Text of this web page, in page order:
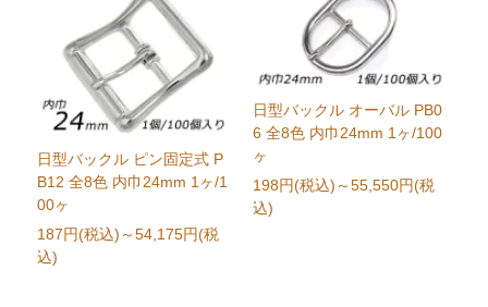
日型バックル ピン固定式 P
B12 全8色 内巾24mm 1ヶ/1
00ヶ
187円(税込) ～54,175円(税
込)
日型バックル オーバル PB0
6 全8色 内巾24mm 1ヶ/100
ヶ
198円(税込) ～55,550円(税
込)